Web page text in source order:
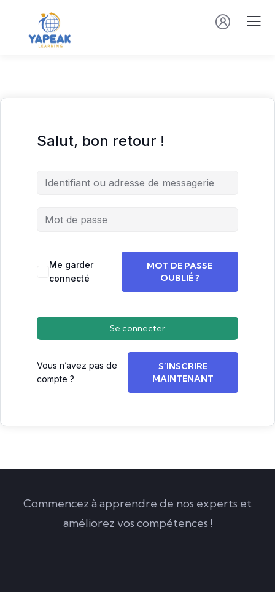
Salut, bon retour !
Me garder
connecté
MOT DE PASSE
OUBLIÉ ?
Se connecter
Vous n’avez pas de
compte ?
S’INSCRIRE
MAINTENANT
Commencez à apprendre de nos experts et
améliorez vos compétences !